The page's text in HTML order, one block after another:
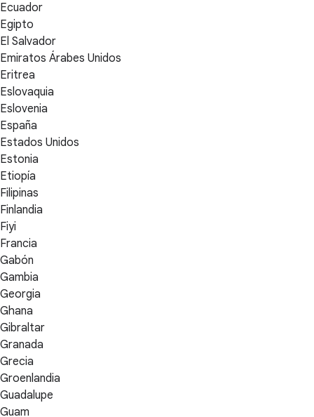
Ecuador
Egipto
El Salvador
Emiratos Árabes Unidos
Eritrea
Eslovaquia
Eslovenia
España
Estados Unidos
Estonia
Etiopía
Filipinas
Finlandia
Fiyi
Francia
Gabón
Gambia
Georgia
Ghana
Gibraltar
Granada
Grecia
Groenlandia
Guadalupe
Guam